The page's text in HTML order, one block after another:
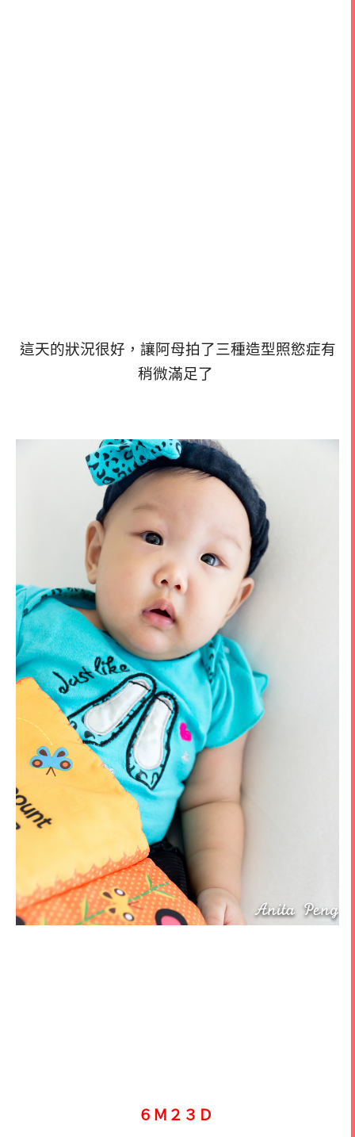
這天的狀況很好，讓阿母拍了三種造型照慾症有
稍微滿足了
６Ｍ２３Ｄ